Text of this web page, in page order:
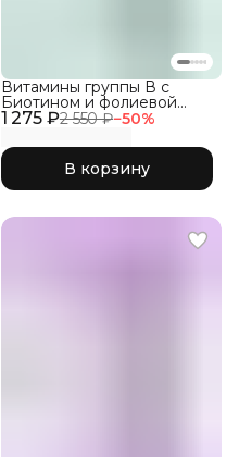
1 275 ₽2 550 ₽−50%
Витамины группы В с
Биотином и фолиевой
кислотой, 150 кап
В корзину